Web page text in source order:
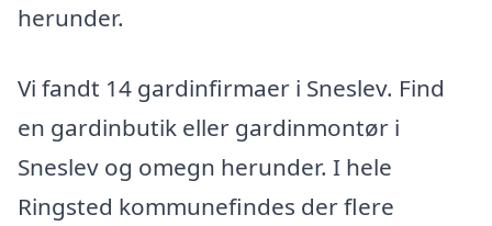
herunder.
Vi fandt 14 gardinfirmaer i Sneslev. Find
en gardinbutik eller gardinmontør i
Sneslev og omegn herunder. I hele
Ringsted kommunefindes der flere